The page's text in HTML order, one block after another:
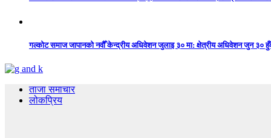
गल्कोट समाज जापानको नवौँ केन्द्रीय अधिवेशन जुलाइ ३० मा: क्षेत्रीय अधिवेशन जुन ३०
ताजा समाचार
लोकप्रिय